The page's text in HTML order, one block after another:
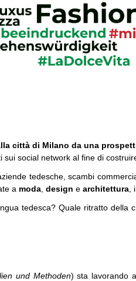
città di Milano da una
social network al fine di
tedesche, scambi
a moda design e architettura
tedesca? Quale ritratto
und Methoden)sta lavorando